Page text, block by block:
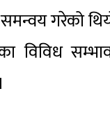
गरेको